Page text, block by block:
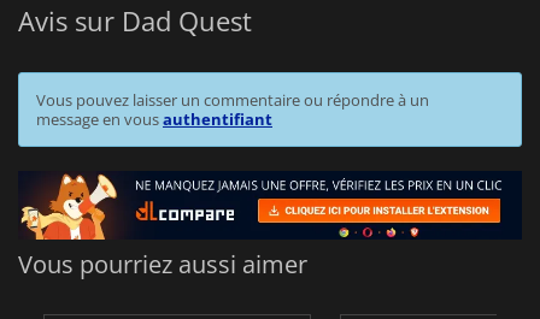
Avis sur Dad Quest
Vous pouvez laisser un commentaire ou répondre à un
message en vousauthentifiant
Vous pourriez aussi aimer